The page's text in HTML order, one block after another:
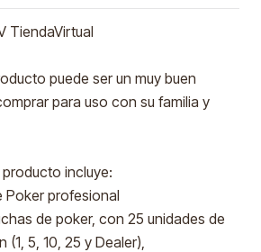
TiendaVirtual
puede ser un muy buen
para uso con su familia y
incluye:
Poker profesional
de poker, con 25 unidades de
5, 10, 25 y Dealer),